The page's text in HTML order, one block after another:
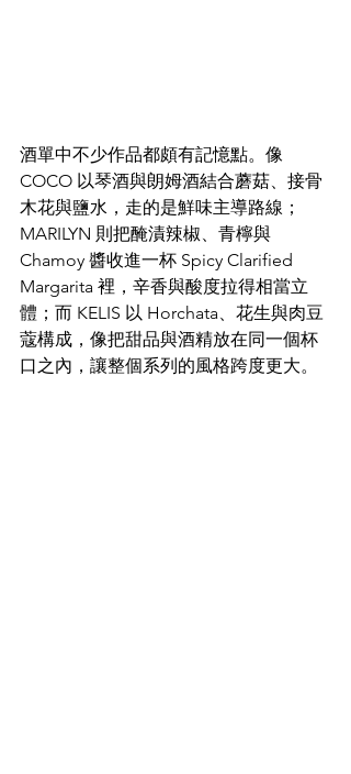
酒單中不少作品都頗有記憶點。像
COCO 以琴酒與朗姆酒結合蘑菇、接骨
木花與鹽水，走的是鮮味主導路線；
MARILYN 則把醃漬辣椒、青檸與
Chamoy 醬收進一杯 Spicy Clarified
Margarita 裡，辛香與酸度拉得相當立
體；而 KELIS 以 Horchata、花生與肉豆
蔻構成，像把甜品與酒精放在同一個杯
口之內，讓整個系列的風格跨度更大。